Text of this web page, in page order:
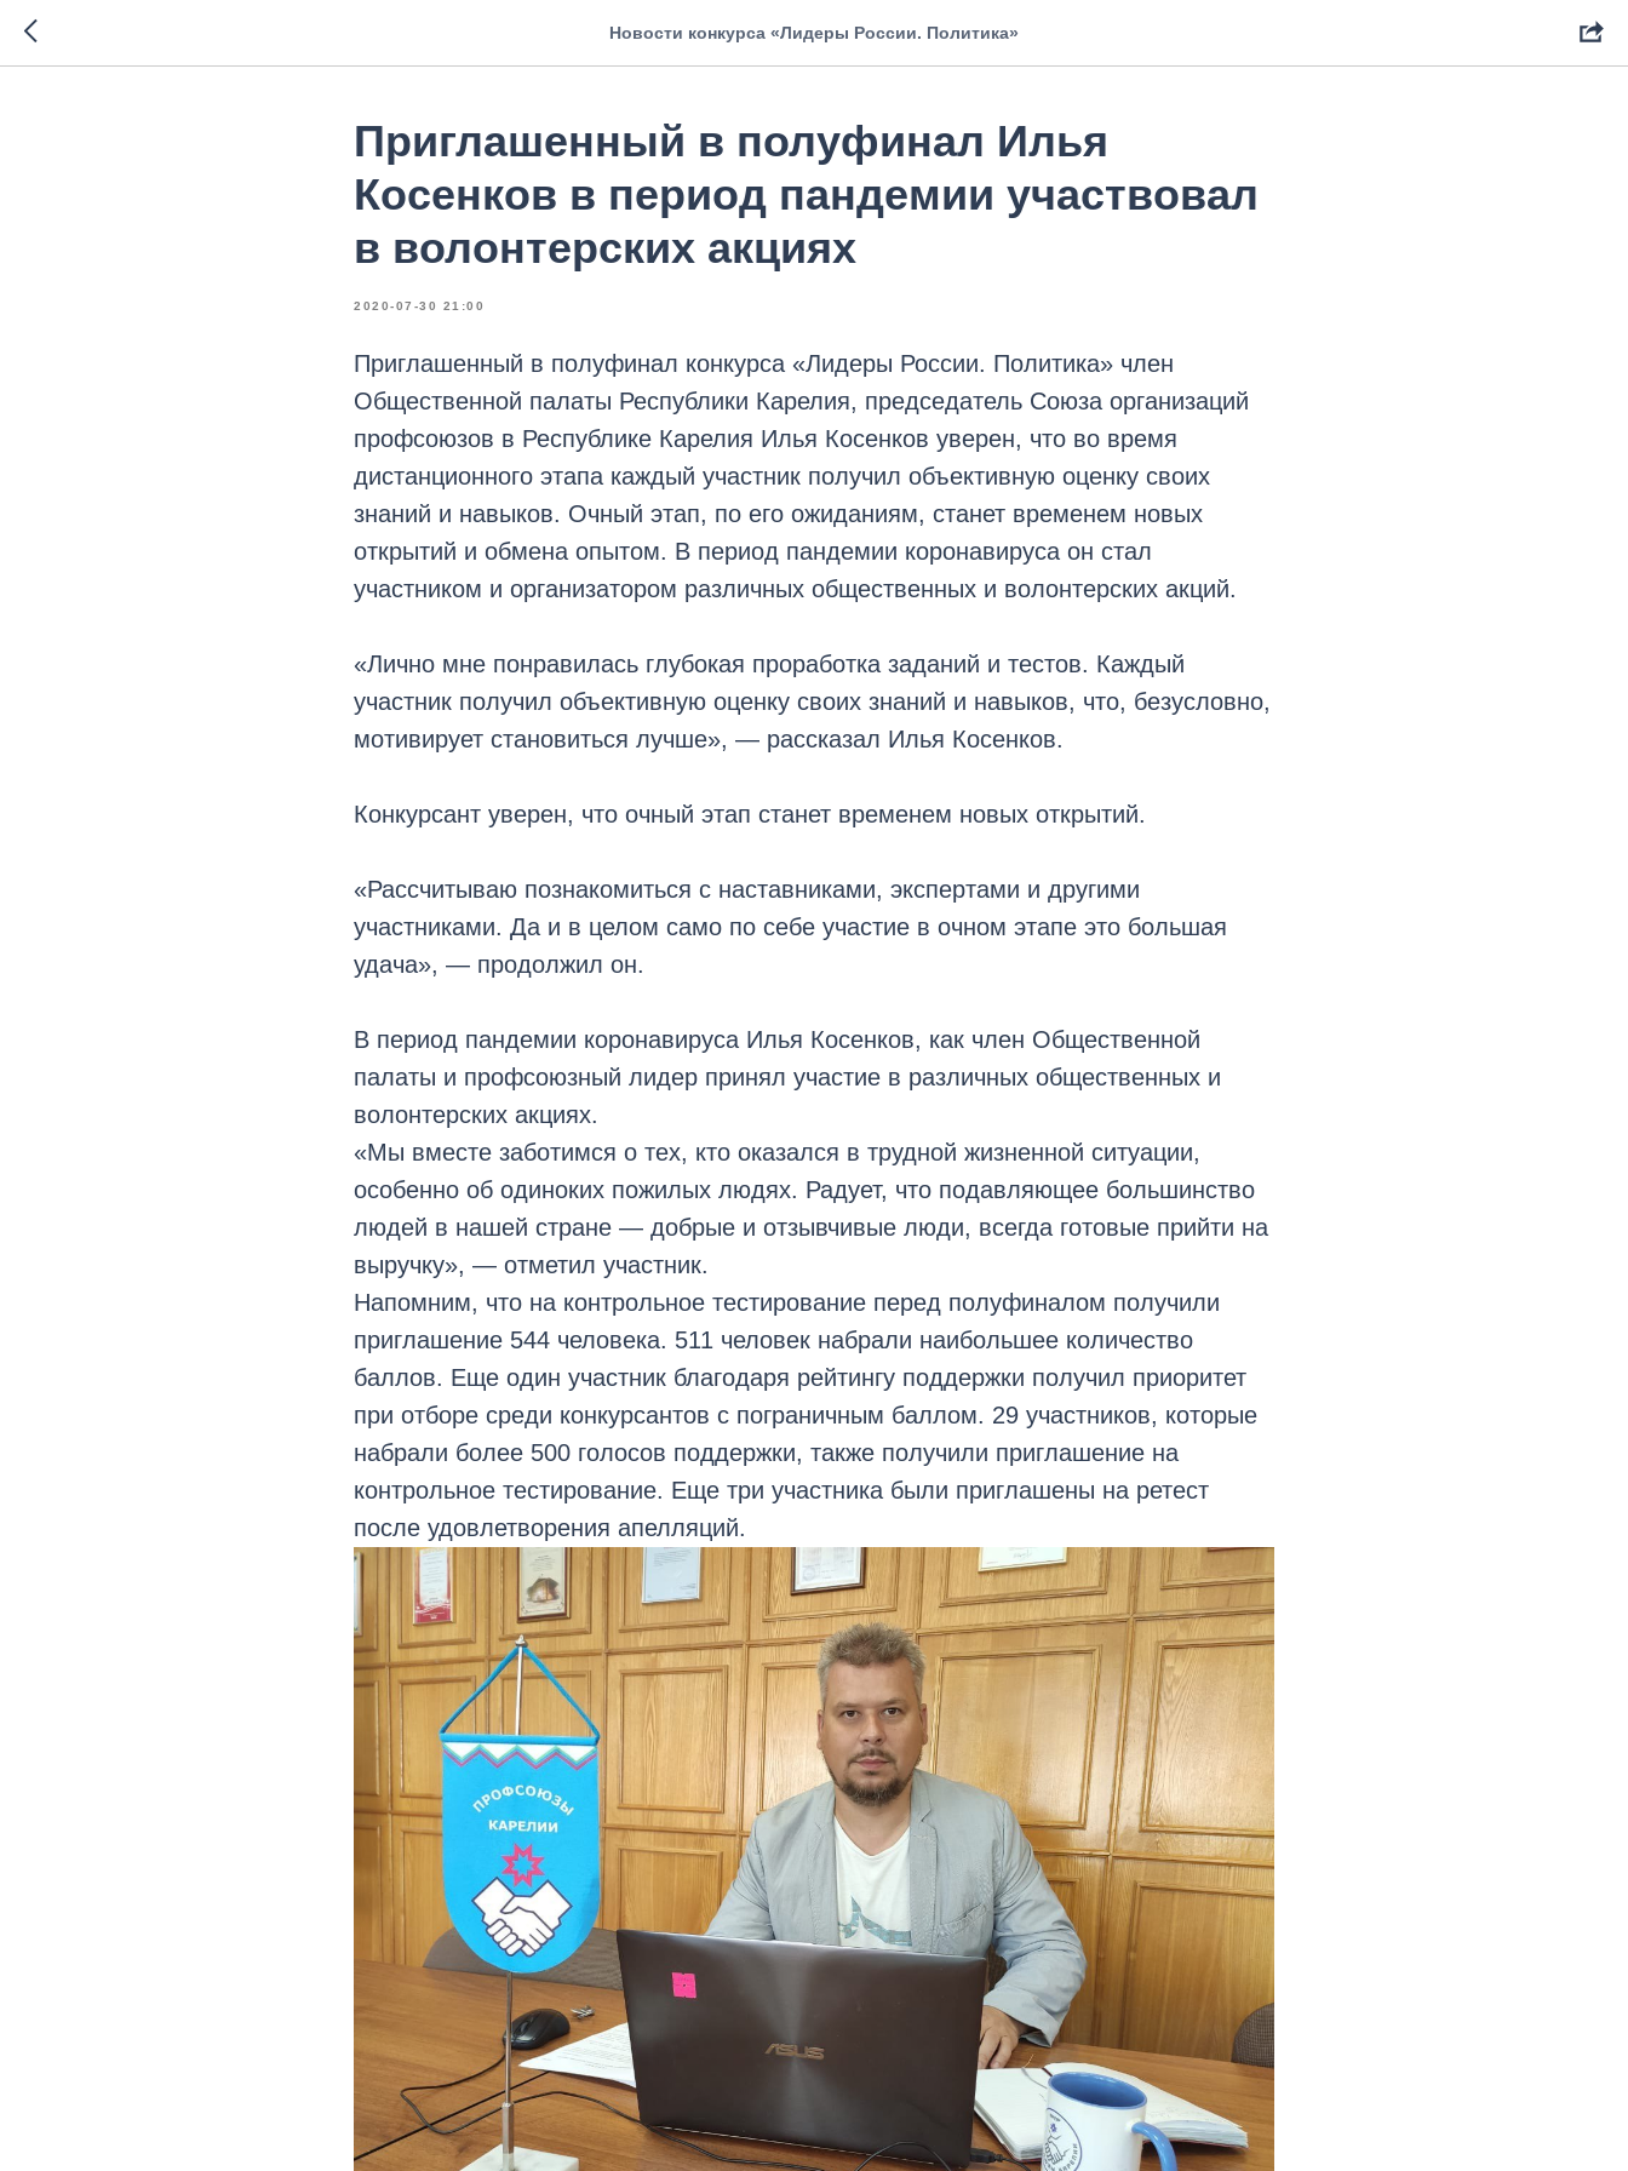
Новости конкурса «Лидеры России. Политика»
Приглашенный в полуфинал Илья
Косенков в период пандемии участвовал
в волонтерских акциях
2020-07-30 21:00
Приглашенный в полуфинал конкурса «Лидеры России. Политика» член
Общественной палаты Республики Карелия, председатель Союза организаций
профсоюзов в Республике Карелия Илья Косенков уверен, что во время
дистанционного этапа каждый участник получил объективную оценку своих
знаний и навыков. Очный этап, по его ожиданиям, станет временем новых
открытий и обмена опытом. В период пандемии коронавируса он стал
участником и организатором различных общественных и волонтерских акций.
«Лично мне понравилась глубокая проработка заданий и тестов. Каждый
участник получил объективную оценку своих знаний и навыков, что, безусловно,
мотивирует становиться лучше», — рассказал Илья Косенков.
Конкурсант уверен, что очный этап станет временем новых открытий.
«Рассчитываю познакомиться с наставниками, экспертами и другими
участниками. Да и в целом само по себе участие в очном этапе это большая
удача», — продолжил он.
В период пандемии коронавируса Илья Косенков, как член Общественной
палаты и профсоюзный лидер принял участие в различных общественных и
волонтерских акциях.
«Мы вместе заботимся о тех, кто оказался в трудной жизненной ситуации,
особенно об одиноких пожилых людях. Радует, что подавляющее большинство
людей в нашей стране — добрые и отзывчивые люди, всегда готовые прийти на
выручку», — отметил участник.
Напомним, что на контрольное тестирование перед полуфиналом получили
приглашение 544 человека. 511 человек набрали наибольшее количество
баллов. Еще один участник благодаря рейтингу поддержки получил приоритет
при отборе среди конкурсантов с пограничным баллом. 29 участников, которые
набрали более 500 голосов поддержки, также получили приглашение на
контрольное тестирование. Еще три участника были приглашены на ретест
после удовлетворения апелляций.